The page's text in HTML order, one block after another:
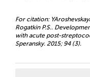
For citation:
Rogatkin P.S..
with acute post-
Speransky. 2015; 94 (3).